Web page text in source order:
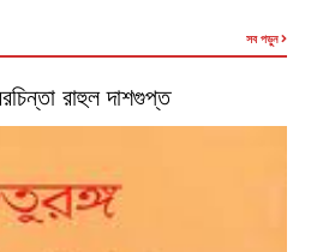
সব পড়ুন
রাহুল দাশগুপ্ত